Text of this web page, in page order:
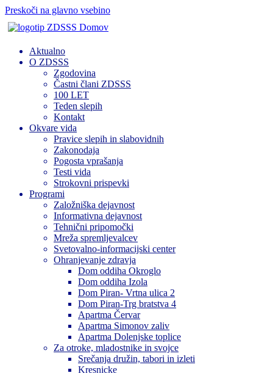
Preskoči na glavno vsebino
Domov
Aktualno
O ZDSSS
Zgodovina
Častni člani ZDSSS
100 LET
Teden slepih
Kontakt
Okvare vida
Pravice slepih in slabovidnih
Zakonodaja
Pogosta vprašanja
Testi vida
Strokovni prispevki
Programi
Založniška dejavnost
Informativna dejavnost
Tehnični pripomočki
Mreža spremljevalcev
Svetovalno-informacijski center
Ohranjevanje zdravja
Dom oddiha Okroglo
Dom oddiha Izola
Dom Piran- Vrtna ulica 2
Dom Piran-Trg bratstva 4
Apartma Červar
Apartma Simonov zaliv
Apartma Dolenjske toplice
Za otroke, mladostnike in svojce
Srečanja družin, tabori in izleti
Kresnicke